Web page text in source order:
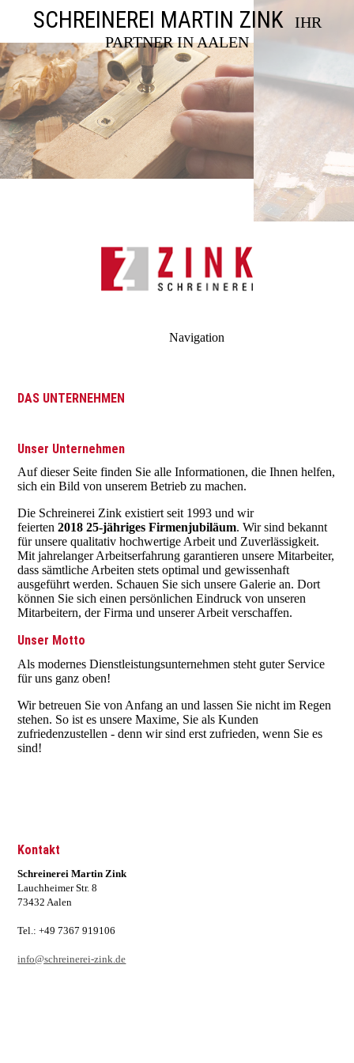
SCHREINEREI MARTIN ZINK
IHR
PARTNER IN AALEN
Navigation
DAS UNTERNEHMEN
Unser Unternehmen
Auf dieser Seite finden Sie alle Informationen, die Ihnen helfen,
sich ein Bild von unserem Betrieb zu machen.
Die Schreinerei Zink existiert seit 1993 und wir
feierten2018 25-jähriges Firmenjubiläum. Wir sind bekannt
für unsere qualitativ hochwertige Arbeit und Zuverlässigkeit.
Mit jahrelanger Arbeitserfahrung garantieren unsere Mitarbeiter,
dass sämtliche Arbeiten stets optimal und gewissenhaft
ausgeführt werden. Schauen Sie sich unsere Galerie an. Dort
können Sie sich einen persönlichen Eindruck von unseren
Mitarbeitern, der Firma und unserer Arbeit verschaffen.
Unser Motto
Als modernes Dienstleistungsunternehmen steht guter Service
für uns ganz oben!
Wir betreuen Sie von Anfang an und lassen Sie nicht im Regen
stehen. So ist es unsere Maxime, Sie als Kunden
zufriedenzustellen - denn wir sind erst zufrieden, wenn Sie es
sind!
Kontakt
Schreinerei Martin Zink
Lauchheimer Str. 8
73432 Aalen
Tel.: +49 7367 919106
info@schreinerei-zink.de